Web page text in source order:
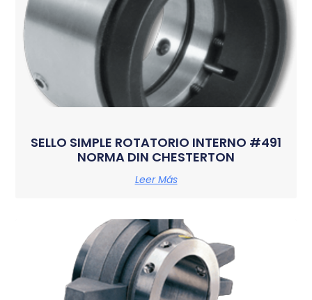
SELLO SIMPLE ROTATORIO INTERNO #491
NORMA DIN CHESTERTON
Leer Más